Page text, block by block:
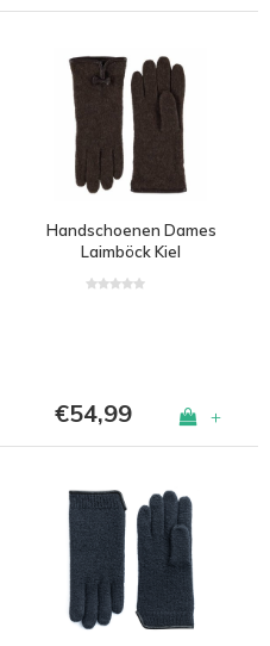
Handschoenen Dames
Laimböck Kiel
€54,99 +